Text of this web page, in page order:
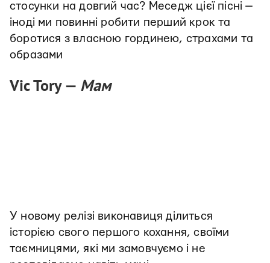
стосунки на довгий час? Меседж цієї пісні —
іноді ми повинні робити перший крок та
боротися з власною гординею, страхами та
образами
Vic Tory — Мам
У новому релізі виконавиця ділиться
історією свого першого кохання, своїми
таємницями, які ми замовчуємо і не